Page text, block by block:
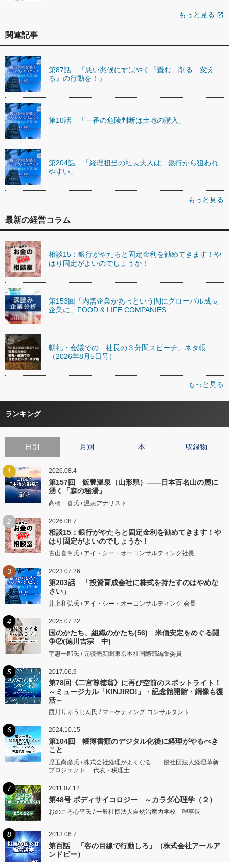
もっと見る open_in_new
関連記事
第87話 「悪い兆候にすばやく『畳む 削る 変え
る』の行動を！」
第10話 「一番の危険判断は土地の購入」
第204話 「経理担当の社長夫人は、銀行から狙われ
やすい」
もっと見る
最新の経営コラム
相談15：銀行がやたらと固定金利を勧めてきます！や
はり固定がよいのでしょうか！
第153回「内需企業があっという間にグローバル成長
企業に」FOOD & LIFE COMPANIES
朝礼・会議での「社長の３分間スピーチ」ネタ帳
（2026年8月5日号）
もっと見る
ランキング
日別 月別 本 収録物
1 2026.08.4
第157回 飯豊温泉（山形県）――日本百名山の麓に
湧く「森の秘湯」
高橋一喜氏 / 温泉アナリスト
2 2026.08.7
相談15：銀行がやたらと固定金利を勧めてきます！や
はり固定がよいのでしょうか！
古山喜章氏 / アイ・シー・オーコンサルティング社長
3 2023.07.26
第203話 「投資育成会社に株式を持たすのはやめな
さい」
井上和弘氏 / アイ・シー・オーコンサルティング 会長
4 2025.07.22
国のかたち、組織のかたち(56) 米価安定をめぐる闘
争②(徳川吉宗 中)
宇惠一郎氏 / 元読売新聞東京本社国際部編集委員
5 2017.06.9
第78回《二宮尊徳翁》に再び空前のスポットライト！
～ミュージカル「KINJIRO!」・記念館開館・銅像も復
活～
西川りゅうじん氏 / マーケティング コンサルタント
6 2024.10.15
第104回 帳簿書類のデジタル化後に経理がやるべき
こと
児玉尚彦氏 / 株式会社経理がよくなる 一般社団法人経理革新
プロジェクト 代表・税理士
7 2011.07.12
第48号 ボディサイコロジー ～カラダ心理学（２）
おのころ心平氏 / 一般社団法人自然治癒力学校 理事長
8 2013.06.7
第百話 「客の目線で行動しろ」（株式会社アールア
ンドビー）